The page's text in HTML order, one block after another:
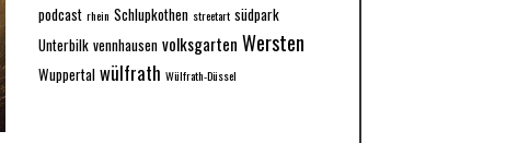
podcast rhein Schlupkothen streetart südpark
Unterbilk vennhausen volksgarten Wersten
Wuppertal wülfrath Wülfrath-Düssel